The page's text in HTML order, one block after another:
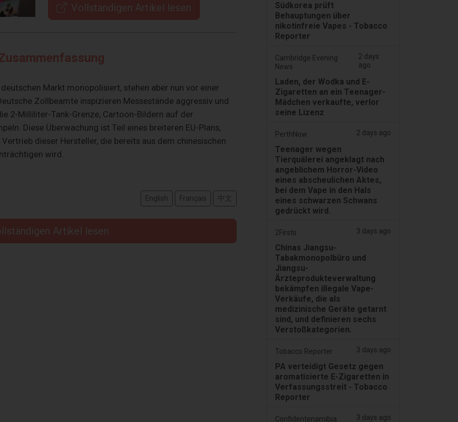
Vollständigen Artikel lesen
Markt monopolisiert, stehen aber nun vor einer
Zollbeamte inspizieren Messestände aggressiv und
2-Milliliter-Tank-Grenze, Cartoon-Bildern auf der
Diese Überwachung ist Teil eines breiteren EU-Plans,
dieser Hersteller, die bereits aus dem chinesischen
wird.
English Français 中文
Artikel lesen
Südkorea prüft
Behauptungen über
nikotinfreie Vapes - Tobacco
Reporter
Cambridge Evening
News
2 days
ago
Laden, der Wodka und E-
Zigaretten an ein Teenager-
Mädchen verkaufte, verlor
seine Lizenz
PerthNow 2 days ago
Teenager wegen
Tierquälerei angeklagt nach
angeblichem Horror-Video
eines abscheulichen Aktes,
bei dem Vape in den Hals
eines schwarzen Schwans
gedrückt wird.
2Firsts 3 days ago
Chinas Jiangsu-
Tabakmonopolbüro und
Jiangsu-
Ärzteprodukteverwaltung
bekämpfen illegale Vape-
Verkäufe, die als
medizinische Geräte getarnt
sind, und definieren sechs
Verstoßkategorien.
Tobacco Reporter 3 days ago
PA verteidigt Gesetz gegen
aromatisierte E-Zigaretten in
Verfassungsstreit - Tobacco
Reporter
Confidentenamibia 3 days ago